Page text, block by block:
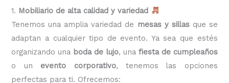
1. Mobiliario de alta calidad y variedad
Tenemos una amplia variedad de mesas y sillasque se
adaptan a cualquier tipo de evento. Ya sea que estés
organizando una boda de lujo, una fiesta de cumpleaños
o un evento corporativo, tenemos las opciones
perfectas para ti. Ofrecemos: